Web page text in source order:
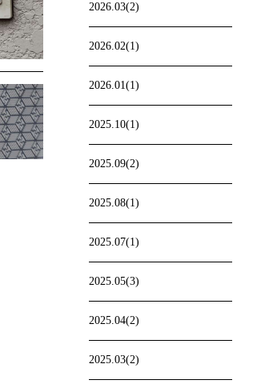
2026.03(2)
2026.02(1)
2026.01(1)
2025.10(1)
2025.09(2)
2025.08(1)
2025.07(1)
2025.05(3)
2025.04(2)
2025.03(2)